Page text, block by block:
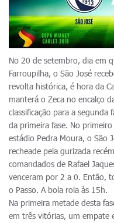
No 20 de setembro, dia em
Farroupilha, o São José
revolta histórica, é hora da
manterá o Zeca no encalço
classificação para a
da primeira fase. No
estádio Pedra Moura, o São
recheade pela gurizada
comandados de Rafael
venceram por 2 a 0. Então,
o Passo. A bola rola às 15h.
Na primeira metade desta
em três vitórias, um empate